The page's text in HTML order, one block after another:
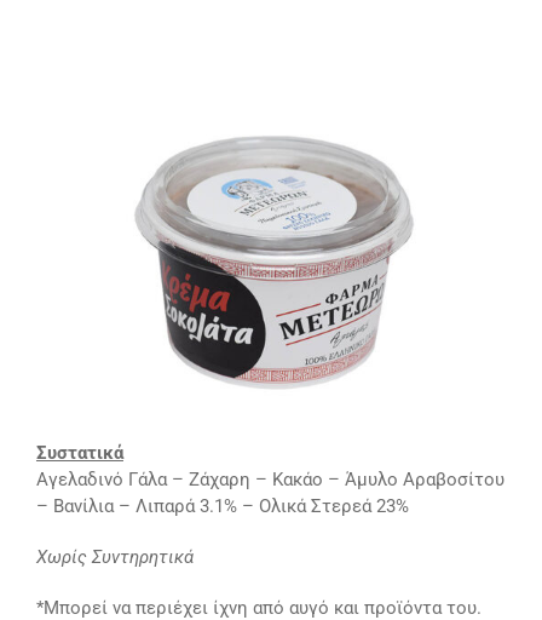
Συστατικά
Αγελαδινό Γάλα – Ζάχαρη – Κακάο – Άμυλο Αραβοσίτου
– Βανίλια – Λιπαρά 3.1% – Ολικά Στερεά 23%
Χωρίς Συντηρητικά
*Μπορεί να περιέχει ίχνη από αυγό και προϊόντα του.